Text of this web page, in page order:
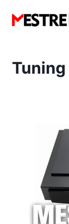
para
Tuning